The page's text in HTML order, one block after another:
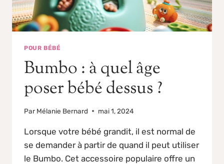
POUR BÉBÉ
Bumbo : à quel âge
poser bébé dessus ?
Par Mélanie Bernard mai 1, 2024
Lorsque votre bébé grandit, il est normal de
se demander à partir de quand il peut utiliser
le Bumbo. Cet accessoire populaire offre un